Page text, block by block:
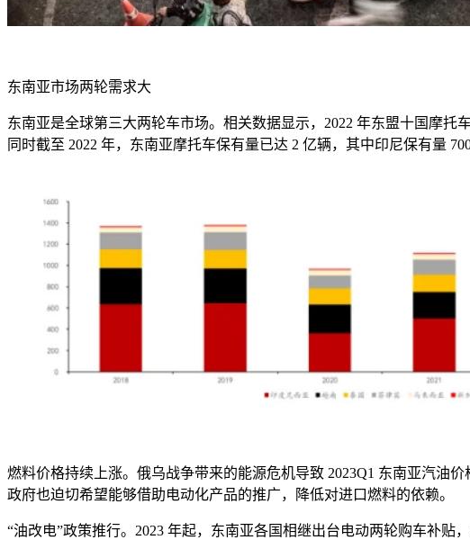
东南亚市场两轮需求大
东南亚是全球第三大两轮车市场。相关数据显示， 2022 年东盟十国摩托
同时截至 2022 年，东南亚摩托车保有量已达 2 亿辆，其中印尼保有量
燃料价格持续上涨。俄乌战争带来的能源危机导致 2023Q1 东南亚汽油价
政府也迫切希望能够借助电动化产品的推广，降低对进口燃料的依赖。
“油改电”政策推行。 2023 年起，东南亚各国相继出台电动两轮购车补贴